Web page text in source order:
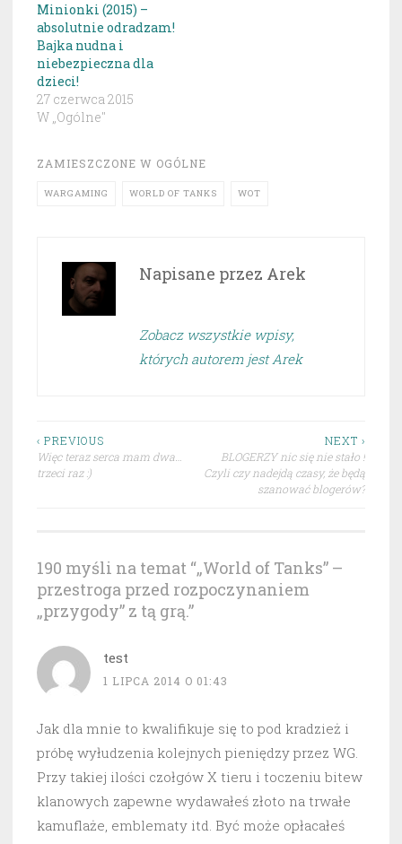
Minionki (2015) –
absolutnie odradzam!
Bajka nudna i
niebezpieczna dla
dzieci!
27 czerwca 2015
W „Ogólne"
ZAMIESZCZONE W OGÓLNE
WARGAMING WORLD OF TANKS WOT
Napisane przez Arek
Zobacz wszystkie wpisy,
których autorem jest Arek
Nawigacja
wpisu
‹ PREVIOUS
Więc teraz serca mam dwa…
trzeci raz :)
NEXT ›
BLOGERZY nic się nie stało !
Czyli czy nadejdą czasy, że będą
szanować blogerów?
190 myśli na temat “„World of Tanks” –
przestroga przed rozpoczynaniem
„przygody” z tą grą.”
test
1 LIPCA 2014 O 01:43
Jak dla mnie to kwalifikuje się to pod kradzież i
próbę wyłudzenia kolejnych pieniędzy przez WG.
Przy takiej ilości czołgów X tieru i toczeniu bitew
klanowych zapewne wydawałeś złoto na trwałe
kamuflaże, emblematy itd. Być może opłacałeś